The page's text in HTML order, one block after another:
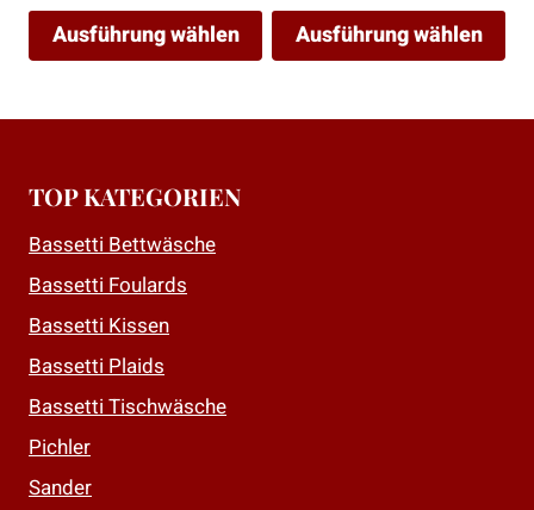
Ausführung wählen
Varianten
auf.
Optionen
können
auf
der
gewählt
werden
Ausführung wählen
TOP KATEGORIEN
Bassetti Bettwäsche
Bassetti Foulards
Bassetti Kissen
Bassetti Plaids
Bassetti Tischwäsche
Pichler
Sander